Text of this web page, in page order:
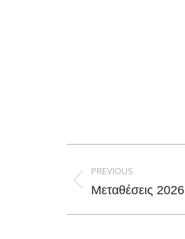
navigation
PREVIOUS
Previous
Μεταθέσεις 2026